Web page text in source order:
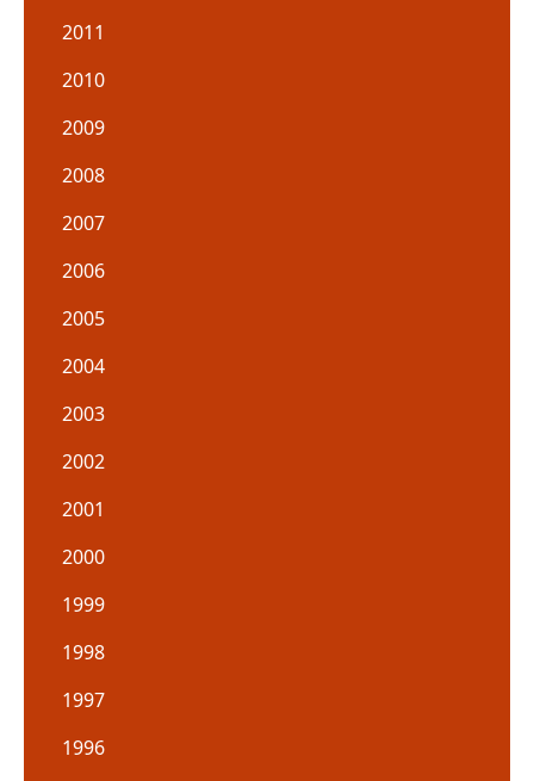
2011
2010
2009
2008
2007
2006
2005
2004
2003
2002
2001
2000
1999
1998
1997
1996